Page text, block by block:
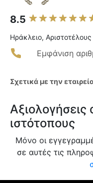
8.5
Ηράκλειο,
Εμφάνιση
Σχετικά με την
ιστότοπους
Μόνο οι
σε αυτές τις